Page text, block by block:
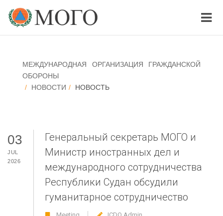
МЕЖДУНАРОДНАЯ ОРГАНИЗАЦИЯ ГРАЖДАНСКОЙ
ОБОРОНЫ
НОВОСТИ
НОВОСТЬ
03
JUL
2026
Генеральный секретарь МОГО и
Министр иностранных дел и
международного сотрудничества
Республики Судан обсудили
гуманитарное сотрудничество